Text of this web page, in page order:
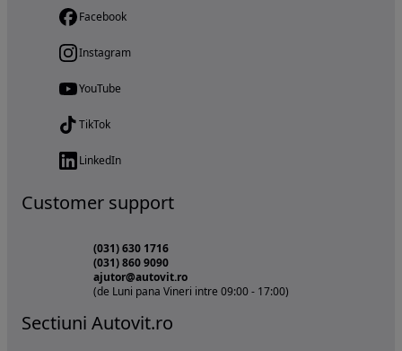
Facebook
Instagram
YouTube
TikTok
LinkedIn
Customer support
(031) 630 1716
(031) 860 9090
ajutor@autovit.ro
(de Luni pana Vineri intre 09:00 - 17:00)
Sectiuni Autovit.ro